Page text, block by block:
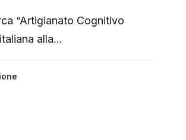
“Artigianato Cognitivo
alla…